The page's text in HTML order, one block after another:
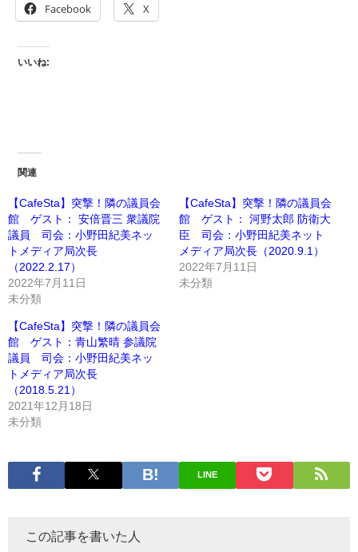
Facebook X
いいね:
関連
【CafeSta】突撃！隣の議員会
館 ゲスト： 安倍晋三 衆議院
議員 司会：小野田紀美ネッ
トメディア局次長
（2022.2.17）
2022年7月11日
未分類
【CafeSta】突撃！隣の議員会
館 ゲスト： 河野太郎 防衛大
臣 司会：小野田紀美ネット
メディア局次長（2020.9.1）
2022年7月11日
未分類
【CafeSta】突撃！隣の議員会
館 ゲスト：青山繁晴 参議院
議員 司会：小野田紀美ネッ
トメディア局次長
（2018.5.21）
2021年12月18日
未分類
LINE
この記事を書いた人